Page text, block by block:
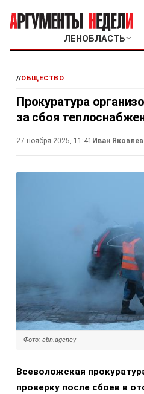
ЛЕНОБЛАСТЬ﹀
//ОБЩЕСТВО
Прокуратура
за сбоя
27 ноября 2025, 11:41 Иван Яковлев
Фото: abn.agency
Всеволожская
проверку после сбоев в